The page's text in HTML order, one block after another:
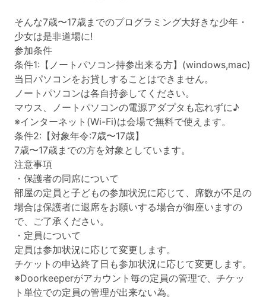
そんな7歳〜17歳までのプログラミング大好きな少年・
少女は是非道場に!
参加条件
条件1:【ノートパソコン持参出来る方】(windows,mac)
当日パソコンをお貸しすることはできません。
ノートパソコンは各自持参してください。
マウス、ノートパソコンの電源アダプタも忘れずに♪
※インターネット(Wi-Fi)は会場で無料で使えます。
条件2:【対象年令:7歳〜17歳】
7歳〜17歳までの方を対象としています。
注意事項
・保護者の同席について
部屋の定員と子どもの参加状況に応じて、席数が不足の
場合は保護者に退席をお願いする場合が御座いますの
で、ご了承ください。
・定員について
定員は参加状況に応じて変更します。
チケットの申込終了日も参加状況に応じて変更します。
※Doorkeeperがアカウント毎の定員の管理で、チケッ
ト単位での定員の管理が出来ない為。